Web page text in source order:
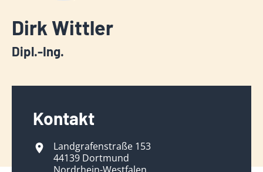
Dirk Wittler
Dipl.-Ing.
Kontakt
Landgrafenstraße 153
44139 Dortmund